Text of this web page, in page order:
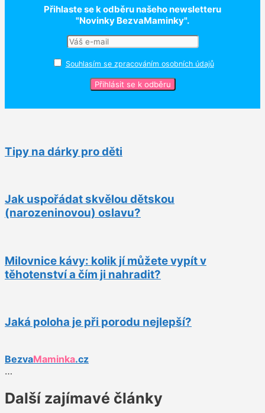
Přihlaste se k odběru našeho newsletteru
"Novinky BezvaMaminky".
Souhlasím se zpracováním osobních údajů
Tipy na dárky pro děti
Jak uspořádat skvělou dětskou
(narozeninovou) oslavu?
Milovnice kávy: kolik jí můžete vypít v
těhotenství a čím ji nahradit?
Jaká poloha je při porodu nejlepší?
BezvaMaminka.cz
…
Další zajímavé články